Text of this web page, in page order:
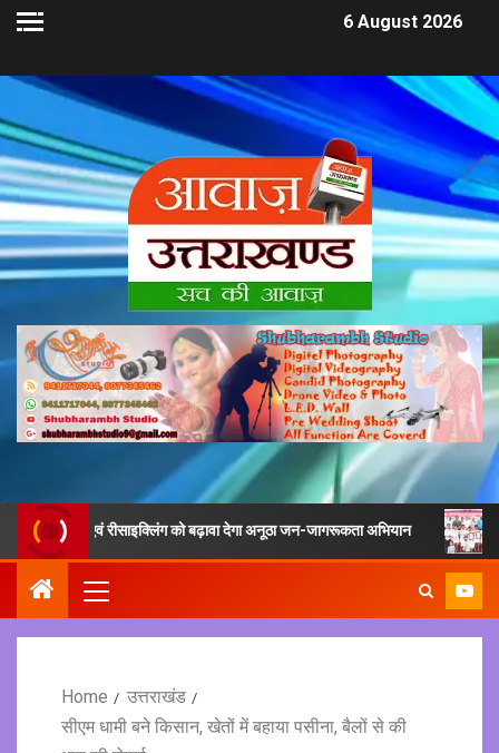
6 August 2026
एवं रीसाइक्लिंग को बढ़ावा देगा अनूठा जन-जागरूकता अभियान फिटनेस
Home
उत्तराखंड
सीएम धामी बने किसान, खेतों में बहाया पसीना, बैलों से की